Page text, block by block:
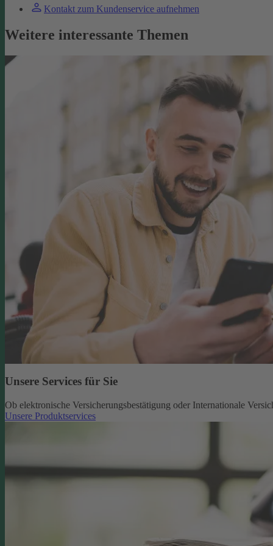
Kontakt zum Kundenservice aufnehmen
Weitere interessante Themen
Unsere Services für Sie
Ob elektronische Versicherungsbestätigung oder Internationale
Unsere Produktservices